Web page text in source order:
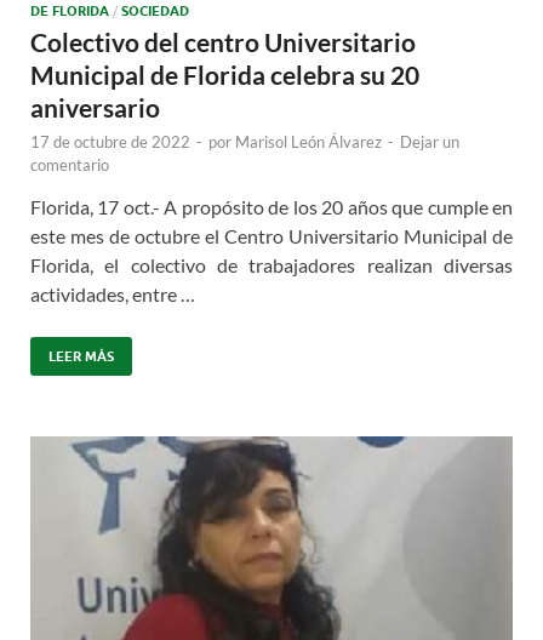
DE FLORIDA / SOCIEDAD
Colectivo del centro Universitario
Municipal de Florida celebra su 20
aniversario
17 de octubre de 2022 - por Marisol León Álvarez - Dejar un
comentario
Florida, 17 oct.- A propósito de los 20 años que cumple en
este mes de octubre el Centro Universitario Municipal de
Florida, el colectivo de trabajadores realizan diversas
actividades, entre …
LEER MÁS